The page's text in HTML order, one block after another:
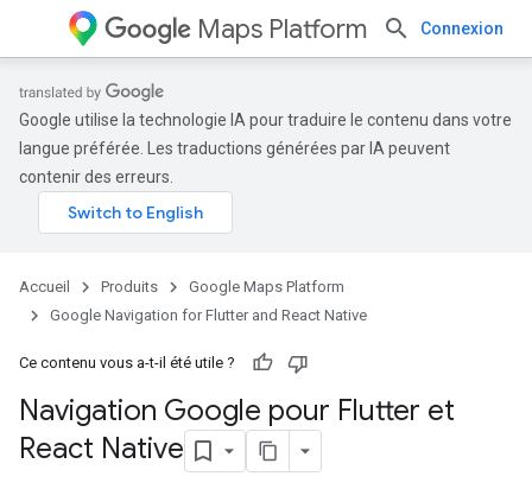
Maps Platform Connexion
Google utilise la technologie IA pour traduire le contenu dans votre
langue préférée. Les traductions générées par IA peuvent
contenir des erreurs.
Accueil Produits
Google Maps Platform
Google Navigation for Flutter and React Native
Ce contenu vous a-t-il été utile ?
Navigation Google pour Flutter et
React Native